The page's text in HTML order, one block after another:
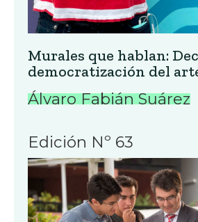
Murales que hablan:
democratización del
Álvaro Fabián Suárez
Edición Nº 63